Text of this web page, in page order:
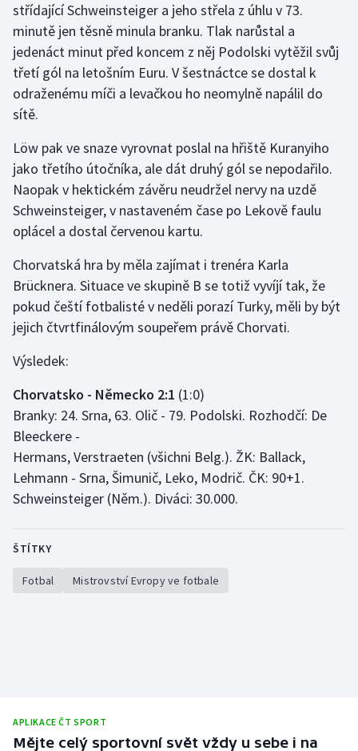
Veslování
Vodní slalom
Volejbal
střídající Schweinsteiger a jeho střela z úhlu v 73.
minutě jen těsně minula branku. Tlak narůstal a
jedenáct minut před koncem z něj Podolski vytěžil svůj
třetí gól na letošním Euru. V šestnáctce se dostal k
odraženému míči a levačkou ho neomylně napálil do
sítě.
Löw pak ve snaze vyrovnat poslal na hřiště Kuranyiho
jako třetího útočníka, ale dát druhý gól se nepodařilo.
Naopak v hektickém závěru neudržel nervy na uzdě
Schweinsteiger, v nastaveném čase po Lekově faulu
oplácel a dostal červenou kartu.
Chorvatská hra by měla zajímat i trenéra Karla
Brücknera. Situace ve skupině B se totiž vyvíjí tak, že
pokud čeští fotbalisté v neděli porazí Turky, měli by být
jejich čtvrtfinálovým soupeřem právě Chorvati.
Výsledek:
Chorvatsko - Německo 2:1 (1:0)
Branky: 24. Srna, 63. Olič - 79. Podolski. Rozhodčí: De
Bleeckere -
Hermans, Verstraeten (všichni Belg.). ŽK: Ballack,
Lehmann - Srna, Šimunič, Leko, Modrič. ČK: 90+1.
Schweinsteiger (Něm.). Diváci: 30.000.
ŠTÍTKY
Fotbal Mistrovství Evropy ve fotbale
APLIKACE ČT SPORT
Mějte celý sportovní svět vždy u sebe i na